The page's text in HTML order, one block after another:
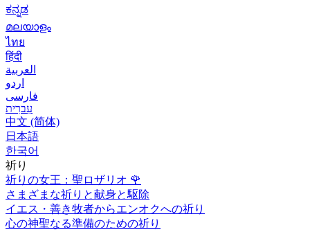
ಕನ್ನಡ
മലയാളം
ไทย
हिंदी
العربية
اردو
فارسی
עִברִית
中文 (简体)
日本語
한국어
祈り
祈りの女王：聖ロザリオ 🌹
さまざまな祈りと献身と駆除
イエス・善き牧者からエンオクへの祈り
心の神聖なる準備のための祈り